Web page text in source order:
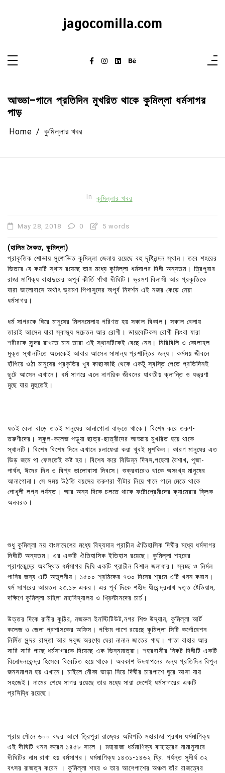
jagocomilla.com
আড্ডা-গানে প্রতিদিন মুখরিত থাকে কুমিল্লা ধর্মসাগর
পাড়
Home কুমিল্লার খবর
In কুমিল্লার খবর
May 28, 2018 0 5 words
(হালিম সৈকত, কুমিল্লা)
প্রাকৃতিক শোভায় সুশোভিত কুমিল্লা জেলায় রয়েছে বহু দৃষ্টিনন্দন স্থান। তবে শহরের
ভিতরে যে কয়টি স্থান রয়েছে তার মধ্যে কুমিল্লা ধর্মসাগর দিঘী অন্যতম। ত্রিপুরার
রাজা মাণিক্য বাহাদুরের অপূর্ব কীর্তি গাঁথা দীঘিটি। ভ্রমণ বিলাসী আর প্রকৃতিকে
যারা ভালোবাসে অর্থাৎ ভ্রমণ পিপাসুদের অপূর্ব নিদর্শন এই নজর কেড়ে নেয়া
ধর্মসাগর।
ধর্ম সাগরকে ঘিরে মানুষের মিলনমেলায় পরিণত হয় সকাল বিকাল। সকাল বেলায়
তারাই আসেন যারা স্বাস্থ্য সচেতন আর রোগী। ডায়বেটিকস রোগী কিংবা যারা
শরীরকে সুন্দর রাখতে চান তারা এই স্থানটিকেই বেছে নেন। নিরিবিলি ও কোলাহল
মুক্ত স্থানটিতে অনেকেই আবার আসেন সামান্য প্রশান্তির জন্য। কর্মময় জীবনে
হাঁপিয়ে ওঠা মানুষের প্রকৃতির খুব কাছাকাছি থেকে একটু স্বস্তি পেতে প্রতিদিনই
ছুটে আসেন এখানে। ধর্ম সাগরে এলে নাগরিক জীবনের যাবতীয় ক্লান্তি ও যন্ত্রণা
মুছে যায় মুহুতেই।
যতই বেলা বাড়ে ততই মানুষের আনাগোনা বাড়তে থাকে। বিশেষ করে তরুণ-
তরুণীদের। স্কুল-কলেজ পড়ুয়া ছাত্র-ছাত্রীদের আড্ডায় মুখরিত হয়ে থাকে
স্থানটি। বিশেষ বিশেষ দিনে এখানে চলাফেরা করা খুবই মুশকিল। কারণ মানুষের এত
ভিড় জমে পা ফেলতেই কষ্ট হয়। বিশেষ করে বিভিন্ন দিবস,পহেলা বৈশাখ, পূজা-
পার্বন, ঈদের দিন ও বিশ্ব ভালোবাসা দিবসে। শুক্রবারেও থাকে অসংখ্য মানুষের
আনাগোনা। সে সময় উঠতি বয়সের তরুণরা গীটার নিয়ে গানে গানে মেতে থাকে
গোধূলী লগ্ন পর্যন্ত। আর অন্য দিকে চলতে থাকে ফটোপ্রেমীদের ক্যামেরার ক্লিক
অনবরত।
শুধু কুমিল্লা নয় বাংলাদেশের মধ্যে বিদ্যমান প্রাচীন ঐতিহাসিক দিঘীর মধ্যে ধর্মসাগর
দিঘীটি অন্যতম। এর একটি ঐতিহাসিক ইতিহাস রয়েছে। কুমিল্লা শহরের
প্রাণকেন্দ্রে অবস্থিত ধর্মসাগর দিঘি একটি প্রাচীন বিশাল জলাধার। স্বচ্ছ ও নির্মল
পানির জন্য এটি অতুলনীয়। ১৫০০ শ্রমিকের ৭৩০ দিনের শ্রমে এটি খনন করান।
ধর্ম সাগরের আয়তন ২৩.১৮ একর। এর পূর্ব দিকে শহীদ ধীরেন্দ্রনাথ দত্ত ষ্টেডিয়াম,
দক্ষিণে কুমিল্লা মহিলা মহাবিদ্যালয় ও খ্রিস্টানদের চার্চ।
উত্তর দিকে রানীর কুঠির, নজরুল ইনস্টিটিউট,নগর শিশু উদ্যান, কুমিল্লা আর্ট
কলেজ ও জেলা প্রশাসকের অফিস। পশ্চিম পাশে রয়েছে কুমিল্লা সিটি কর্পোরেশন
নির্মিত সুন্দর রাস্তা আর সবুজ অরণ্যে ঘেরা নানান জাতের গাছ। পাতা বাহার আর
সারি সারি গাছে ধর্মসাগরকে দিয়েছে এক ভিন্নমাত্রা। শহরবাসীর নিকট দিঘীটি একটি
বিনোদনকেন্দ্র হিসেবে বিবেচিত হয়ে থাকে। অবকাশ উদযাপনের জন্য প্রতিদিন বিপুল
জনসমাগম হয় এখানে। চাইলে নৌকা ভাড়া নিয়ে দিঘীর চারপাশে ঘুরে আসা যায়
সহজেই। নামের শেষে সাগর রয়েছে তার মধ্যে সারা দেশেই ধর্মসাগরের একটি
প্রসিদ্ধি রয়েছে।
প্রায় পৌনে ৬০০ বছর আগে ত্রিপুরা রাজ্যের অধিপতি মহারাজা প্রথম ধর্মমাণিক্য
এই দীঘিটি খনন করেন ১৪৫৮ সালে । মহারাজা ধর্মমাণিক্য বাহাদুরের নামানুসারে
দীঘিটির নাম রাখা হয় ধর্মসাগর। ধর্মমাণিক্য ১৪৩১-১৪৬২ খ্রি. পর্যন্ত সুদীর্ঘ ৩২
বৎসর রাজত্ব করেন । কুমিল্লা শহর ও তার আশেপাশের অঞ্চল তাঁর রাজত্বের